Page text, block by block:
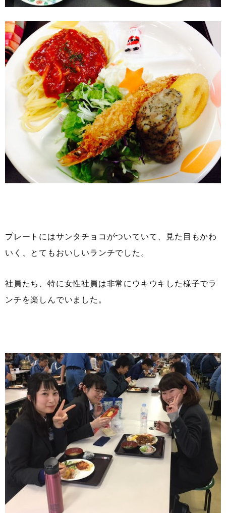
プレートにはサンタチョコがついていて、見た目もかわ
いく、とてもおいしいランチでした。
社員たち、特に女性社員は非常にウキウキした様子でラ
ンチを楽しんでいました。